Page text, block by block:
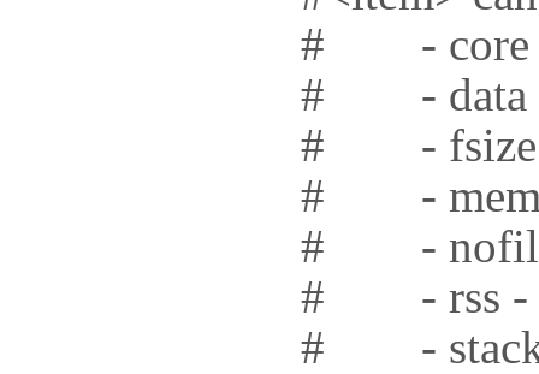
# - core -
# - data -
# - fsize -
# -
# - nofile -
# - rss -
# - stack -